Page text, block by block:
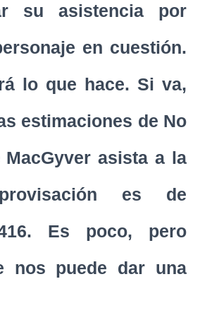
su asistencia por
en cuestión.
lo que hace. Si va,
estimaciones de No
asista a la
es de
Es poco, pero
nos puede dar una